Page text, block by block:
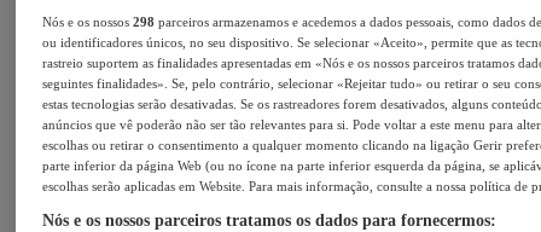
Nós e os nossos298 parceiros armazenamos e acedemos a dados pessoais, como dados
ou identificadores únicos, no seu dispositivo. Se selecionar «Aceito», permite que as
rastreio suportem as finalidades apresentadas em «Nós e os nossos parceiros tratamos
seguintes finalidades». Se, pelo contrário, selecionar «Rejeitar tudo» ou retirar o seu
estas tecnologias serão desativadas. Se os rastreadores forem desativados, alguns
anúncios que vê poderão não ser tão relevantes para si. Pode voltar a este menu para
escolhas ou retirar o consentimento a qualquer momento clicando na ligação Gerir
parte inferior da página Web (ou no ícone na parte inferior esquerda da página, se
escolhas serão aplicadas em Website. Para mais informação, consulte a nossa política de
Nós e os nossos parceiros tratamos os dados para fornecermos: